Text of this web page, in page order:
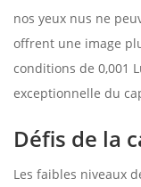
nos yeux nus ne
offrent une image
conditions de 0,001
exceptionnelle du
Défis de la
Les faibles niveaux